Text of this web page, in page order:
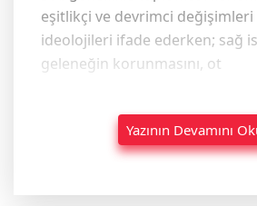
eşitlikçi ve devrimci değişimleri
ideolojileri ifade ederken; sağ
geleneğin korunmasını, ot
Yazının Devamını